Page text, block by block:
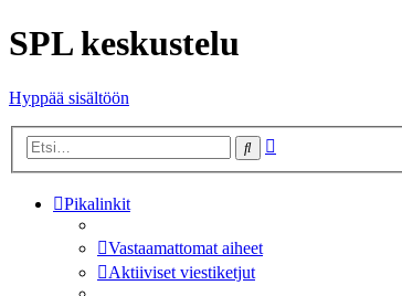
SPL keskustelu
Hyppää sisältöön
Etsi
Pikalinkit
Vastaamattomat aiheet
Aktiiviset viestiketjut